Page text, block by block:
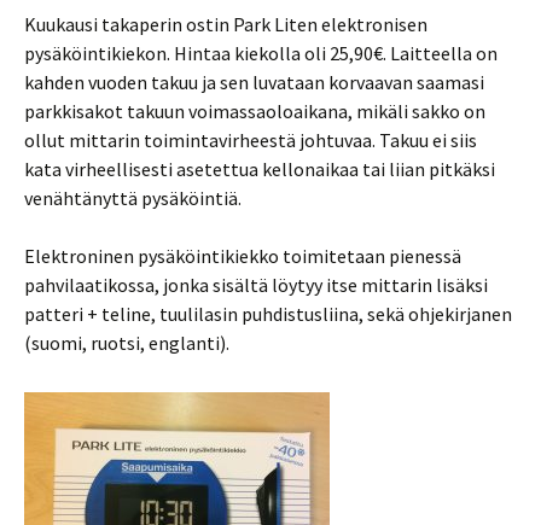
Kuukausi takaperin ostin Park Liten elektronisen
pysäköintikiekon. Hintaa kiekolla oli 25,90€. Laitteella on
kahden vuoden takuu ja sen luvataan korvaavan saamasi
parkkisakot takuun voimassaoloaikana, mikäli sakko on
ollut mittarin toimintavirheestä johtuvaa. Takuu ei siis
kata virheellisesti asetettua kellonaikaa tai liian pitkäksi
venähtänyttä pysäköintiä.
Elektroninen pysäköintikiekko toimitetaan pienessä
pahvilaatikossa, jonka sisältä löytyy itse mittarin lisäksi
patteri + teline, tuulilasin puhdistusliina, sekä ohjekirjanen
(suomi, ruotsi, englanti).